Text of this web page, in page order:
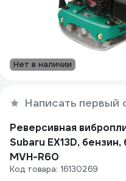
Нет в наличии
Написать первый
Реверсивная
Subaru EX13D,
MVH-R60
Код товара: 16130269